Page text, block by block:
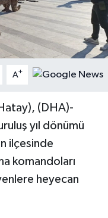
A+
(DHA)-
yıl dönümü
ilçesinde
komandoları
heyecan